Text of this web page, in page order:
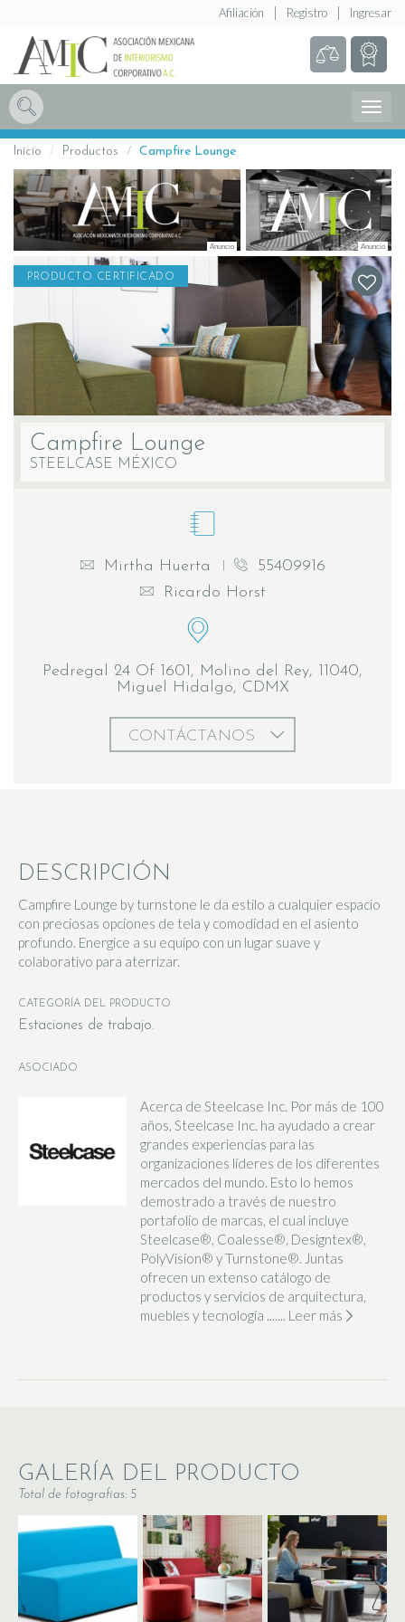
Ingresar
Registro
Afiliación
Menú
Inicio Productos Campfire Lounge
PRODUCTO CERTIFICADO
Campfire Lounge
STEELCASE MÉXICO
Mirtha Huerta
55409916
Ricardo Horst
Pedregal 24 Of 1601, Molino del Rey, 11040,
Miguel Hidalgo, CDMX
CONTÁCTANOS
DESCRIPCIÓN
Campfire Lounge by turnstone le da estilo a cualquier espacio
con preciosas opciones de tela y comodidad en el asiento
profundo. Energice a su equipo con un lugar suave y
colaborativo para aterrizar.
CATEGORÍA DEL PRODUCTO
Estaciones de trabajo
ASOCIADO
Acerca de Steelcase Inc. Por más de 100
años, Steelcase Inc. ha ayudado a crear
grandes experiencias para las
organizaciones líderes de los diferentes
mercados del mundo. Esto lo hemos
demostrado a través de nuestro
portafolio de marcas, el cual incluye
Steelcase®, Coalesse®, Designtex®,
PolyVision® y Turnstone®. Juntas
ofrecen un extenso catálogo de
productos y servicios de arquitectura,
muebles y tecnología ....... Leer más
GALERÍA DEL PRODUCTO
Total de fotografias: 5